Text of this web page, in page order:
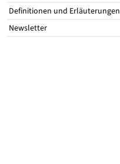
Definitionen und Erläuterungen
Newsletter